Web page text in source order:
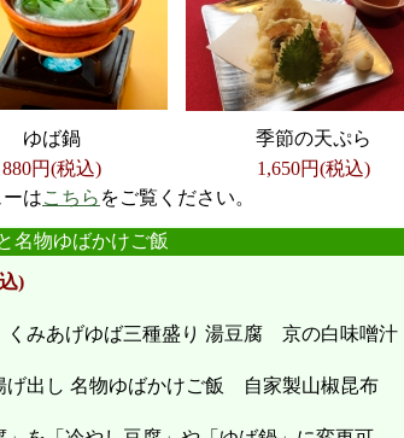
ゆば鍋
季節の天ぷら
880円(税込) 1,650円(税込)
はこちら をご覧ください。
名物ゆばかけご飯
)
くみあげゆば三種盛り 湯豆腐 京の白味噌汁
げ出し 名物ゆばかけご飯 自家製山椒昆布